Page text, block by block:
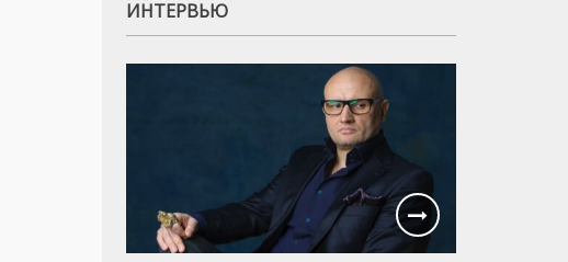
ИНТЕРВЬЮ